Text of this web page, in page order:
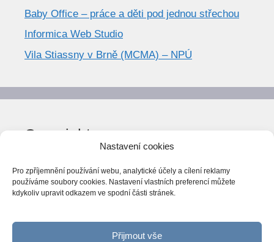
Nastavení cookies
Pro zpříjemnění používání webu, analytické účely a cílení reklamy
používáme soubory cookies. Nastavení vlastních preferencí můžete
kdykoliv upravit odkazem ve spodní části stránek.
Přijmout vše
Baby Office – práce a děti pod jednou střechou
Informica Web Studio
Vila Stiassny v Brně (MCMA) – NPÚ
Copyright
© World Trend 2014-2026
Všechna práva vyhrazena.
CC BY-NC 4.0
ováno Národní knihovnou ČR